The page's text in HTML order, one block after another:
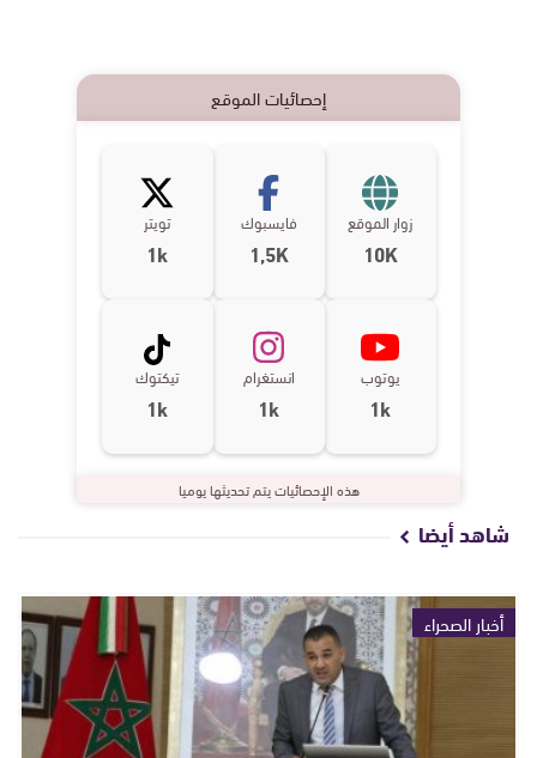
إحصائيات الموقع
زوار الموقع
10K
فايسبوك
1,5K
تويتر
1k
يوتوب
1k
انستغرام
1k
تيكتوك
1k
هذه الإحصائيات يتم تحديثها يوميا
شاهد أيضا
أخبار الصحراء